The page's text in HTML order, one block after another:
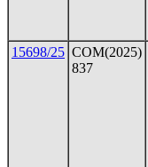
15698/25 COM(2025)
837